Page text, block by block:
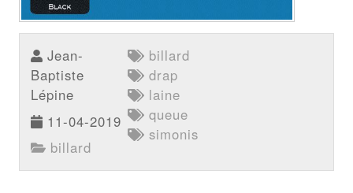
Jean-
Baptiste
Lépine
11-04-2019
billard
billard
drap
laine
queue
simonis